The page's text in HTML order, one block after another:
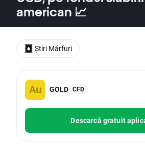
american 📈
GOLD CFD
Descarcă gratuit
Știri Mărfuri